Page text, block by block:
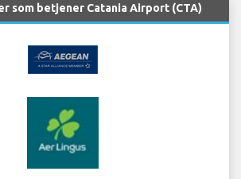
som betjener Catania Airport (CTA)